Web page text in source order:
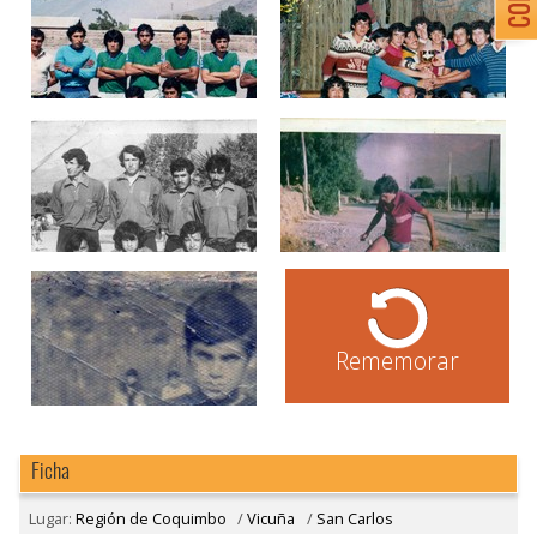
Rememorar
Ficha
Lugar: Región de Coquimbo /Vicuña / San Carlos